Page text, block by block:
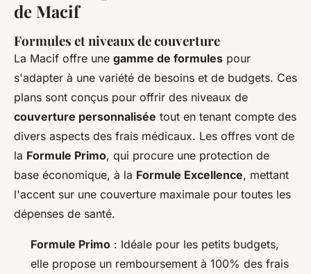
de Macif
Formules et niveaux de couverture
La Macif offre une gamme de formules pour
s'adapter à une variété de besoins et de budgets. Ces
plans sont conçus pour offrir des niveaux de
couverture personnalisée tout en tenant compte des
divers aspects des frais médicaux. Les offres vont de
la Formule Primo, qui procure une protection de
base économique, à la Formule Excellence, mettant
l'accent sur une couverture maximale pour toutes les
dépenses de santé.
Formule Primo : Idéale pour les petits budgets,
elle propose un remboursement à 100% des frais